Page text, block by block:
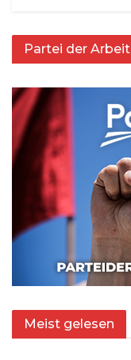
Partei der Arbeit
Meist gelesen